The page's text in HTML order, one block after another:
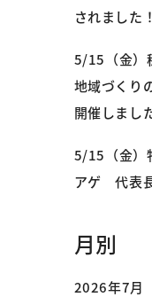
されました！
5/15（金）
地域づくり
開催しまし
5/15（金）
アゲ 代表
月別
2026年7月